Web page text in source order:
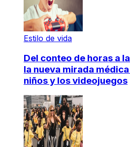
Estilo de vida
Del conteo de horas a
la nueva mirada
niños y los videojuegos